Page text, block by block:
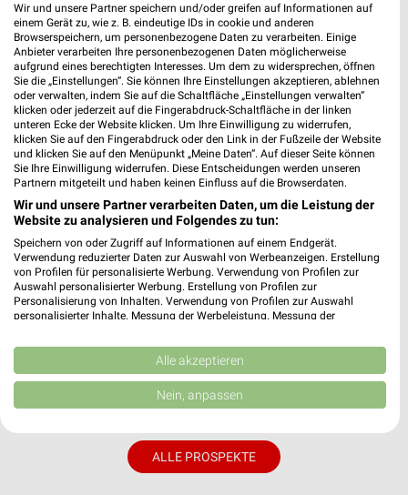
4,6 km
Wochenend Spezial
Gültig ab Fr. 14.08.
Angebote ab 03.08.
Gültig bis Sa. 08.08.
NORMA
4,6 km
Gültig ab Fr. 07.08.
Globus
11,9 km
Angebote ab 03.08.
Gültig bis Sa. 08.08.
ALLE PROSPEKTE
Wir und unsere Partner speichern und/oder greifen auf Informationen auf
einem Gerät zu, wie z. B. eindeutige IDs in cookie und anderen
Browserspeichern, um personenbezogene Daten zu verarbeiten. Einige
Anbieter verarbeiten Ihre personenbezogenen Daten möglicherweise
aufgrund eines berechtigten Interesses. Um dem zu widersprechen, öffnen
Sie die „Einstellungen“. Sie können Ihre Einstellungen akzeptieren, ablehnen
oder verwalten, indem Sie auf die Schaltfläche „Einstellungen verwalten“
klicken oder jederzeit auf die Fingerabdruck-Schaltfläche in der linken
unteren Ecke der Website klicken. Um Ihre Einwilligung zu widerrufen,
klicken Sie auf den Fingerabdruck oder den Link in der Fußzeile der Website
und klicken Sie auf den Menüpunkt „Meine Daten“. Auf dieser Seite können
Sie Ihre Einwilligung widerrufen. Diese Entscheidungen werden unseren
Partnern mitgeteilt und haben keinen Einfluss auf die Browserdaten.
Wir und unsere Partner verarbeiten Daten, um die Leistung der
Website zu analysieren und Folgendes zu tun:
Speichern von oder Zugriff auf Informationen auf einem Endgerät.
Verwendung reduzierter Daten zur Auswahl von Werbeanzeigen. Erstellung
von Profilen für personalisierte Werbung. Verwendung von Profilen zur
Auswahl personalisierter Werbung. Erstellung von Profilen zur
Personalisierung von Inhalten. Verwendung von Profilen zur Auswahl
personalisierter Inhalte. Messung der Werbeleistung. Messung der
Kombinationen von Daten aus verschiedenen Quellen. Entwicklung und
Verbesserung der Angebote. Verwendung reduzierter Daten zur Auswahl
von Inhalten.
Daten können außerhalb der Europäischen Union weitergegeben und in die
Website/App.
Partnerliste anzeigen (1 IAB-Anbieter)
Alle akzeptieren
Nein, anpassen